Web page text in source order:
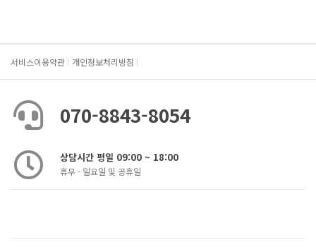
서비스이용약관 개인정보처리방침
070-8843-8054
상담시간 평일 09:00 ~ 18:00
휴무 - 일요일 및 공휴일